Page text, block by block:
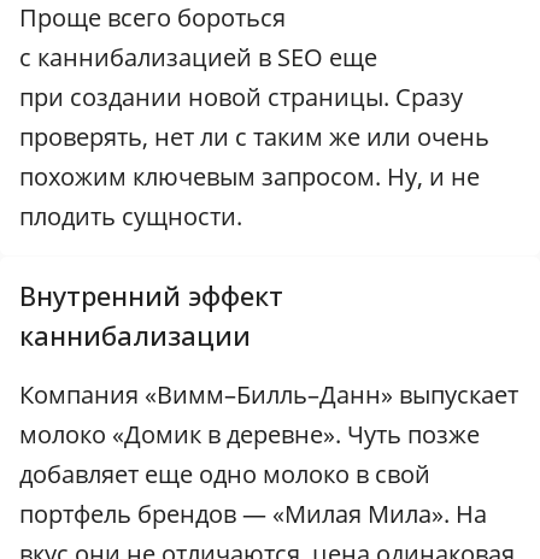
Проще всего бороться
с каннибализацией в SEO еще
при создании новой страницы. Сразу
проверять, нет ли с таким же или очень
похожим ключевым запросом. Ну, и не
плодить сущности.
Внутренний эффект
каннибализации
Компания «Вимм–Билль–Данн» выпускает
молоко «Домик в деревне». Чуть позже
добавляет еще одно молоко в свой
портфель брендов — «Милая Мила». На